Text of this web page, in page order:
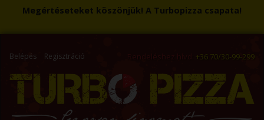
Megértéseteket köszönjük! A Turbopizza csapata!
Belépés Regisztráció Rendeléshez hívd: +36 70/30-99-299